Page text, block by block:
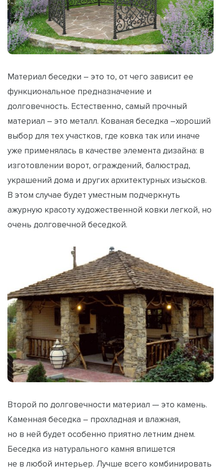
Материал беседки – это то, от чего зависит ее
функциональное предназначение и
долговечность. Естественно, самый прочный
материал – это металл. Кованая беседка –хороший
выбор для тех участков, где ковка так или иначе
уже применялась в качестве элемента дизайна: в
изготовлении ворот, ограждений, балюстрад,
украшений дома и других архитектурных изысков.
В этом случае будет уместным подчеркнуть
ажурную красоту художественной ковки легкой, но
очень долговечной беседкой.
Второй по долговечности материал — это камень.
Каменная беседка – прохладная и влажная,
но в ней будет особенно приятно летним днем.
Беседка из натурального камня впишется
не в любой интерьер. Лучше всего комбинировать